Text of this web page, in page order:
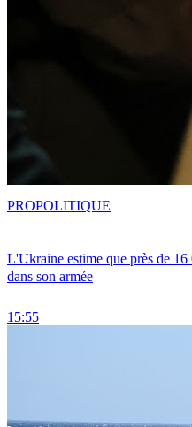
L'Ukraine estime que près de
dans son armée
15:55
PROPOLITIQUE